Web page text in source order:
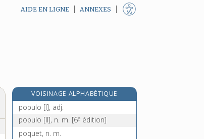
AIDE EN LIGNE ANNEXES
VOISINAGE ALPHABÉTIQUE
populiste, adj.
populo [I], adj.
populo [II], n. m. [6e édition]
poquet, n. m.